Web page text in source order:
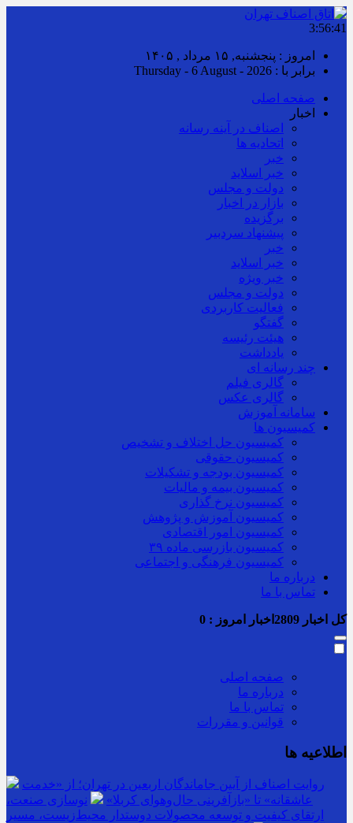
3:56:42
امروز : پنجشنبه, ۱۵ مرداد , ۱۴۰۵
برابر با : Thursday - 6 August - 2026
صفحه اصلی
اخبار
اصناف در آینه رسانه
اتحادیه ها
خبر
خبر اسلايد
دولت و مجلس
بازار در اخبار
برگزیده
پیشنهاد سردبیر
خبر
خبر اسلايد
خبر ویژه
دولت و مجلس
فعالیت کاربردی
گفتگو
هیئت رئیسه
یادداشت
چند رسانه ای
گالری فیلم
گالری عکس
سامانه آموزش
کمیسیون ها
کمیسیون حل اختلاف و تشخیص
کمیسیون حقوقی
کمیسیون بودجه و تشکیلات
کمیسیون بیمه و مالیات
کمیسیون نرخ گذاری
کمیسیون آموزش و پژوهش
کمیسیون امور اقتصادی
کمیسیون بازرسی ماده ۳۹
کمیسیون فرهنگی و اجتماعی
درباره ما
تماس با ما
کل اخبار اخبار امروز : 0
صفحه اصلی
درباره ما
تماس با ما
قوانین و مقررات
اطلاعیه ها
روایت اصناف از آیین جاماندگان اربعین در تهران؛ از «خدمت
عاشقانه» تا «بازآفرینی حال‌وهوای کربلا»
نوسازی صنعت،
ارتقای کیفیت و توسعه محصولات دوستدار محیط‌زیست، مسیر